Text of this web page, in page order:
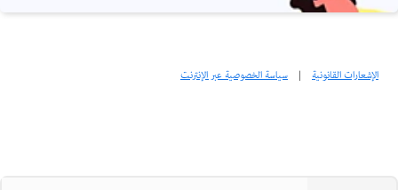
الإشعارات القانونية | سياسة الخصوصية عبر الإنترنت